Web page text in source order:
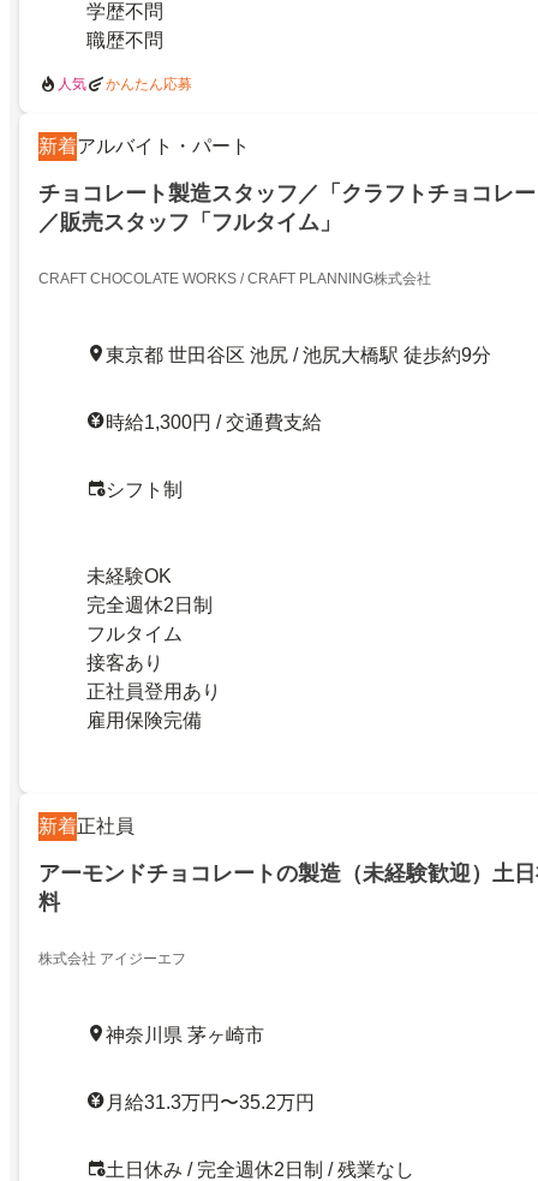
学歴不問
職歴不問
人気 かんたん応募
新着アルバイト・パート
チョコレート製造スタッフ／「クラフトチョコレ
／販売スタッフ「フルタイム」
CRAFT CHOCOLATE WORKS / CRAFT PLANNING株式会社
東京都 世田谷区 池尻 / 池尻大橋駅 徒歩約9分
時給1,300円 / 交通費支給
シフト制
未経験OK
完全週休2日制
フルタイム
接客あり
正社員登用あり
雇用保険完備
新着正社員
アーモンドチョコレートの製造（未経験歓迎）土
料
株式会社 アイジーエフ
神奈川県 茅ヶ崎市
月給31.3万円〜35.2万円
土日休み / 完全週休2日制 / 残業なし